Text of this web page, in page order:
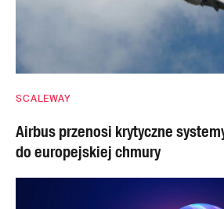
SCALEWAY
Airbus przenosi krytyczne
do europejskiej chmury